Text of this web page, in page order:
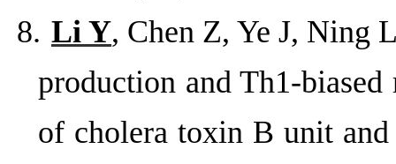
8. Li Y, Chen Z, Ye J, Ning
production and Th1-biased
of cholera toxin B unit